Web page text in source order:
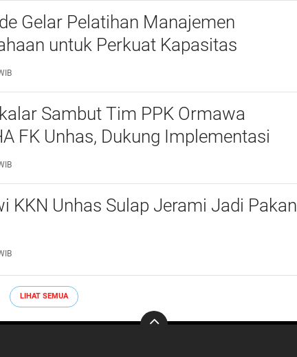
Gelar Pelatihan Manajemen
untuk Perkuat Kapasitas
Desa Tinggimae
Sambut Tim PPK Ormawa
FK Unhas, Dukung Implementasi
di Desa Popo
KKN Unhas Sulap Jerami Jadi Pakan
LIHAT SEMUA